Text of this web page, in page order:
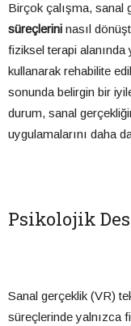
Birçok çalışma, sanal
süreçlerini nasıl
fiziksel terapi alanında
kullanarak rehabilite
sonunda belirgin bir
durum, sanal
uygulamalarını daha
Psikolojik
Sanal gerçeklik (VR)
süreçlerinde yalnızca